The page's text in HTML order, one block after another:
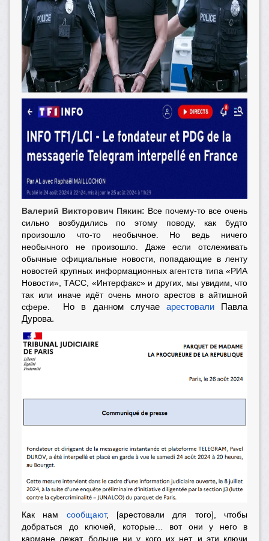
Валерий Викторович Пякин: Все почему-то все очень
сильно возбудились по этому поводу, как будто
произошло что-то необычное. Но ведь ничего
необычного не произошло. Даже если отслеживать
обычные официальные новости, попадающие в ленту
новостей крупных информационных агентств типа «РИА
Новости», ТАСС, «Интерфакс» и других, мы увидим, что
так или иначе идёт очень много арестов в айтишной
сфере.
Но в данном случае арестовалиПавла
Дурова.
Как нам сообщают, [арестовали для того], чтобы
добраться до ключей, которые… вот они у него в
кармане лежат, больше ни у кого их нет, и эти ключи